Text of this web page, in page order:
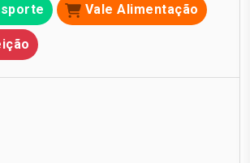
Vale Alimentação